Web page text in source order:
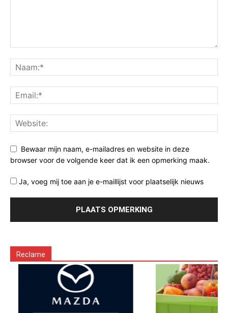
Bewaar mijn naam, e-mailadres en website in deze
browser voor de volgende keer dat ik een opmerking maak.
Ja, voeg mij toe aan je e-maillijst voor plaatselijk nieuws
Reclame